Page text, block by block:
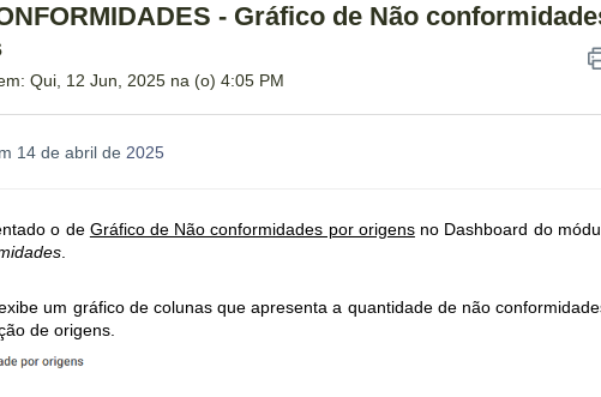
- Gráfico de Não
Qui, 12 Jun, 2025 na (o) 4:05 PM
14 de abril de 2025
o de Gráfico de Não conformidades por origensno Dashboard do
um gráfico de colunas que apresenta a quantidade de não
de origens.